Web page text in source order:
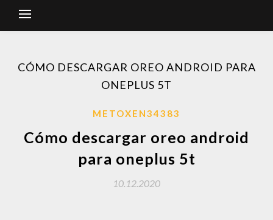
CÓMO DESCARGAR OREO ANDROID PARA
ONEPLUS 5T
METOXEN34383
Cómo descargar oreo android
para oneplus 5t
10.12.2020